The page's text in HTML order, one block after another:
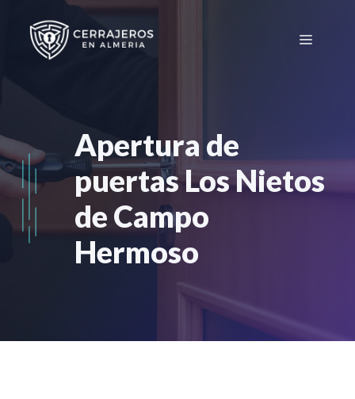
contenido
Menú
Apertura de
puertas Los Nietos
de Campo
Hermoso